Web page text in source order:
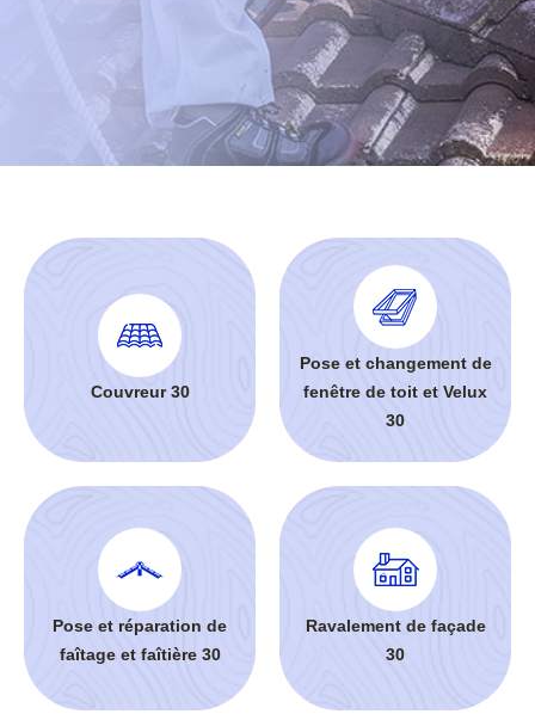
Couvreur 30
Pose et changement de
fenêtre de toit et Velux
30
Pose et réparation de
faîtage et faîtière 30
Ravalement de façade
30